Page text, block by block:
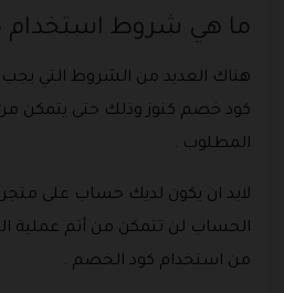
ما هي شروط استخدام
هناك العديد من الشروط التي
كود خصم كنوز وذلك حتى يتمكن
المطلوب .
لابد ان يكون لديك حساب على
الحساب لن تتمكن من أتم عملية
من استخدام كود الخصم .